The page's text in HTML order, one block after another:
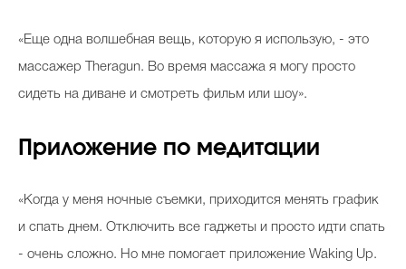
«Еще одна волшебная вещь, которую я использую, - это
массажер Theragun. Во время массажа я могу просто
сидеть на диване и смотреть фильм или шоу».
Приложение по медитации
«Когда у меня ночные съемки, приходится менять график
и спать днем. Отключить все гаджеты и просто идти спать
- очень сложно. Но мне помогает приложение Waking Up.